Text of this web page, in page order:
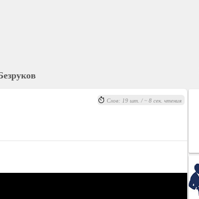
Слов: 19 шт. / ~ 8 сек. чтения